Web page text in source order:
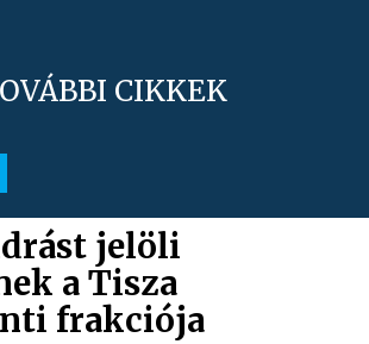
CIKKEK
jelöli
a Tisza
frakciója